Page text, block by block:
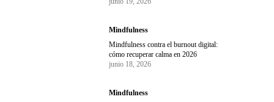
Mindfulness
Mindfulness contra el burnout digital:
cómo recuperar calma en 2026
junio 18, 2026
Mindfulness